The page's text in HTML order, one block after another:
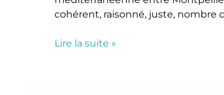
cohérent, raisonné, juste, nombre
&
Châteaux
Lire la suite »